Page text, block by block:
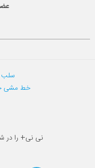
سلب
خط مشی
نی نی+ را در